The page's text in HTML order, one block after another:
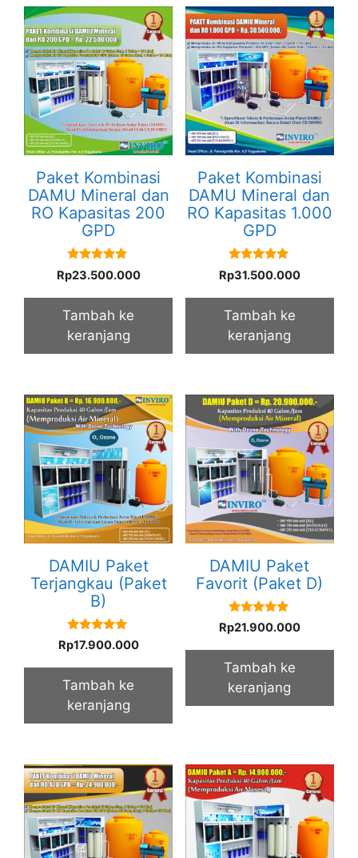
Paket Kombinasi
DAMU Mineral dan
RO Kapasitas 200
GPD
5.00
out of 5
Rp23.500.000
Tambah ke
keranjang
Paket Kombinasi
DAMU Mineral dan
RO Kapasitas 1.000
GPD
5.00
out of 5
Rp31.500.000
Tambah ke
keranjang
DAMIU Paket
Terjangkau (Paket
B)
5.00
out of 5
Rp17.900.000
Tambah ke
keranjang
DAMIU Paket
Favorit (Paket D)
5.00
out of 5
Rp21.900.000
Tambah ke
keranjang